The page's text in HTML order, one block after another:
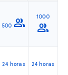
500 group 1000
group
24 horas 24 horas